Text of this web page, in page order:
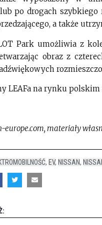
po drogach
a także
Park umożliwia z
obraz z
LEAFa na rynku polskim
europe.com, materiały
, EV, NISSAN,